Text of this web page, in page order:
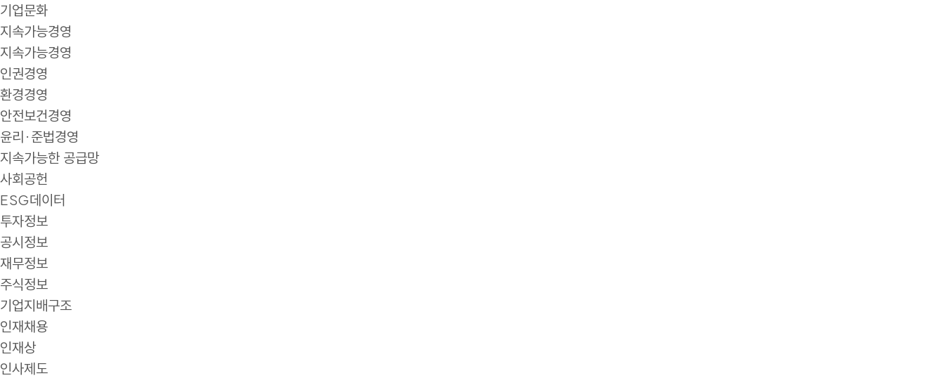
기업문화
지속가능경영
지속가능경영
인권경영
환경경영
안전보건경영
윤리·준법경영
지속가능한 공급망
사회공헌
ESG데이터
투자정보
공시정보
재무정보
주식정보
기업지배구조
인재채용
인재상
인사제도